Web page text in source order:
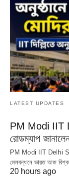
LATEST UPDATES
PM Modi IIT
রোডম্যাপ
PM Modi IIT Delhi
মেলবন্ধনে ভারত আজ
20 hours ago